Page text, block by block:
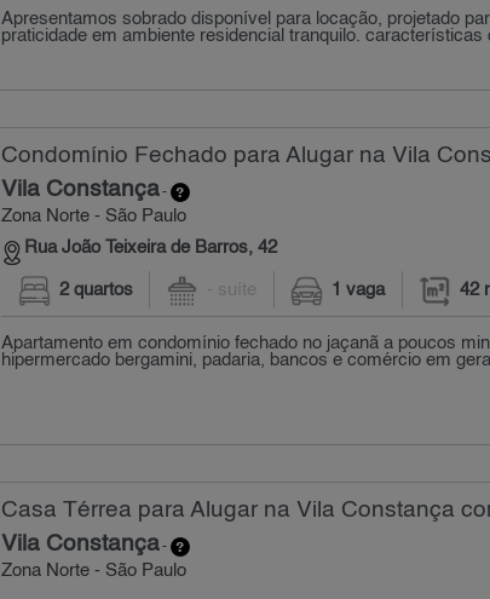
Apresentamos sobrado disponível para locação, projetado
praticidade em ambiente residencial tranquilo. características
Condomínio Fechado para Alugar na Vila
Vila Constança-
Zona Norte - São Paulo
Rua João Teixeira de Barros, 42
2 quartos - suíte 1 vaga 42
Apartamento em condomínio fechado no jaçanã a poucos
hipermercado bergamini, padaria, bancos e comércio em
Casa Térrea para Alugar na Vila Constança
Vila Constança-
Zona Norte - São Paulo